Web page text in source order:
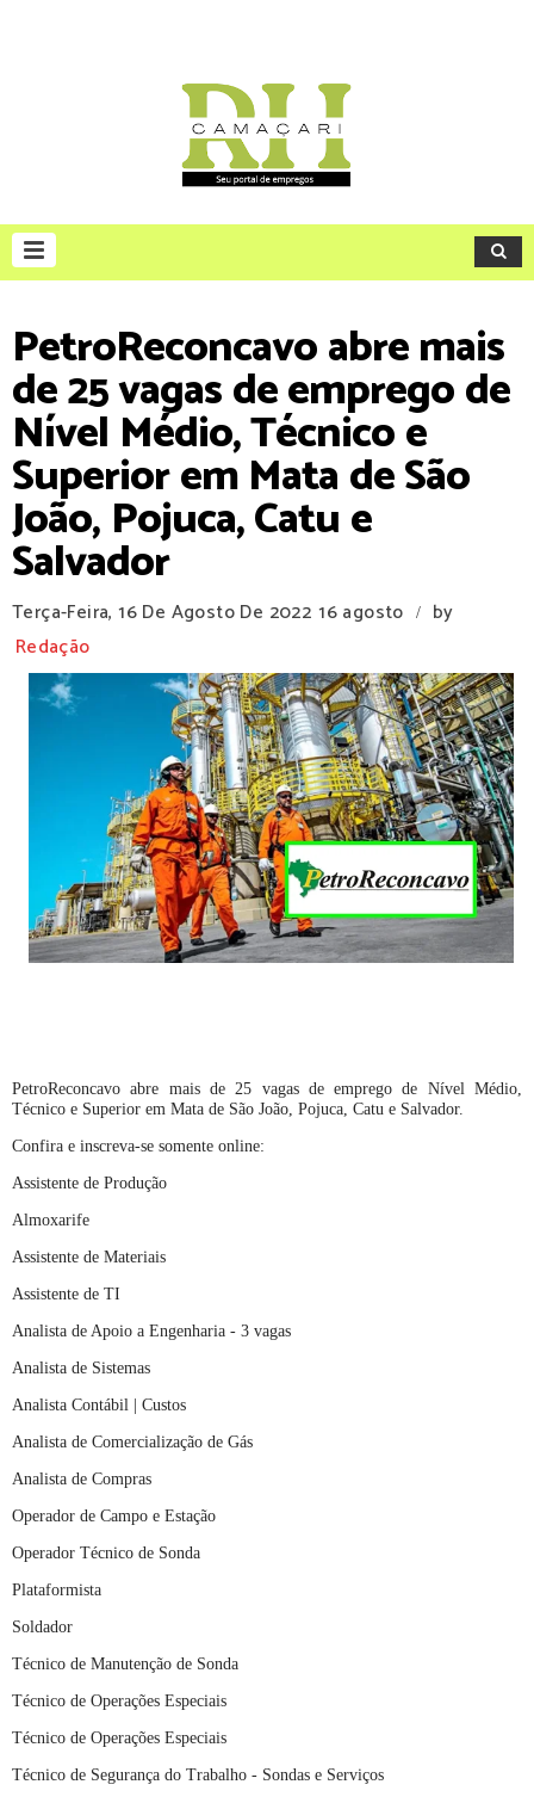
PetroReconcavo abre mais
de 25 vagas de emprego de
Nível Médio, Técnico e
Superior em Mata de São
João, Pojuca, Catu e
Salvador
Terça-Feira, 16 De Agosto De 2022 16 agosto /
by
Redação
PetroReconcavo abre mais de 25 vagas de emprego de Nível Médio,
Técnico e Superior em Mata de São João, Pojuca, Catu e Salvador.
Confira e inscreva-se somente online:
Assistente de Produção
Almoxarife
Assistente de Materiais
Assistente de TI
Analista de Apoio a Engenharia - 3 vagas
Analista de Sistemas
Analista Contábil | Custos
Analista de Comercialização de Gás
Analista de Compras
Operador de Campo e Estação
Operador Técnico de Sonda
Plataformista
Soldador
Técnico de Manutenção de Sonda
Técnico de Operações Especiais
Técnico de Operações Especiais
Técnico de Segurança do Trabalho - Sondas e Serviços